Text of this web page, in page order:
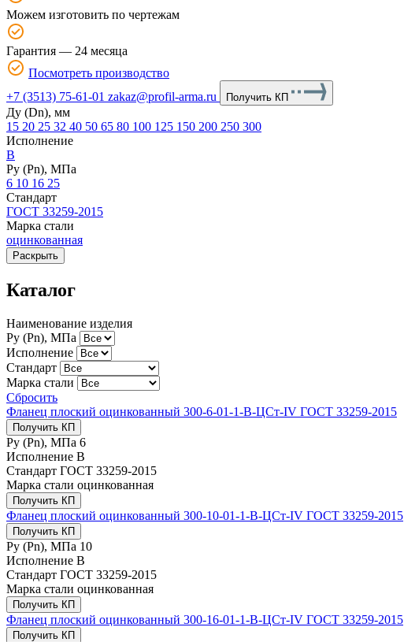
Можем изготовить по чертежам
Гарантия — 24 месяца
Посмотреть производство
+7 (3513) 75-61-01 zakaz@profil-arma.ru Получить КП
Ду (Dn), мм
15 20 25 32 40 50 65 80 100 125 150 200 250 300
Исполнение
B
Ру (Рn), МПа
6 10 16 25
Стандарт
ГОСТ 33259-2015
Марка стали
оцинкованная
Раскрыть
Каталог
Наименование изделия
Ру (Рn), МПа
Исполнение
Стандарт
Марка стали
Сбросить
Фланец плоский оцинкованный 300-6-01-1-B-ЦСт-IV ГОСТ 33259-2015
Получить КП
Ру (Рn), МПа 6
Исполнение B
Стандарт ГОСТ 33259-2015
Марка стали оцинкованная
Получить КП
Фланец плоский оцинкованный 300-10-01-1-B-ЦСт-IV ГОСТ 33259-2015
Получить КП
Ру (Рn), МПа 10
Исполнение B
Стандарт ГОСТ 33259-2015
Марка стали оцинкованная
Получить КП
Фланец плоский оцинкованный 300-16-01-1-B-ЦСт-IV ГОСТ 33259-2015
Получить КП